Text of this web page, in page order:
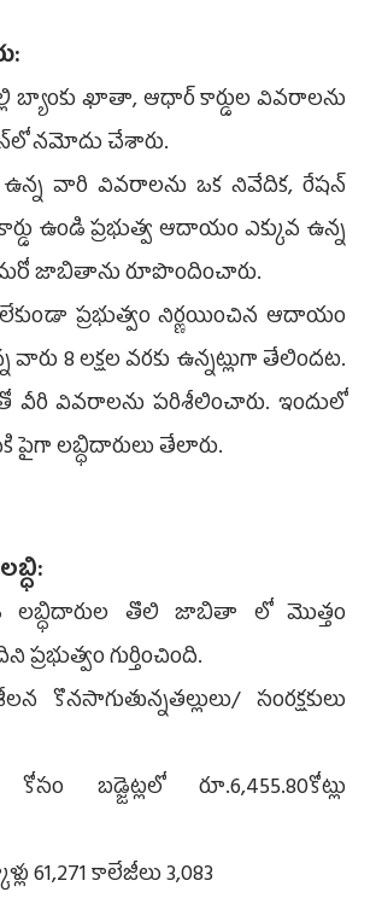
బ్యాంకు ఖాతా, ఆధార్ కార్డుల వివరాలను
నమోదు చేశారు.
ఉన్న వారి వివరాలను ఒక నివేదిక, రేషన్
ఉండి ప్రభుత్వ ఆదాయం ఎక్కువ ఉన్న
జాబితాను రూపొందించారు.
లేకుండా ప్రభుత్వం నిర్ణయించిన ఆదాయం
వారు 8 లక్షల వరకు ఉన్నట్లుగా తేలిందట.
వీరి వివరాలను పరిశీలించారు. ఇందులో
లబ్ధిదారులు తేలారు.
తొలి జాబితా లో మొత్తం
ప్రభుత్వం గుర్తించింది.
సంరక్షకులు
బడ్జెట్లలో రూ.6,455.80కోట్లు
61,271 కాలేజీలు 3,083